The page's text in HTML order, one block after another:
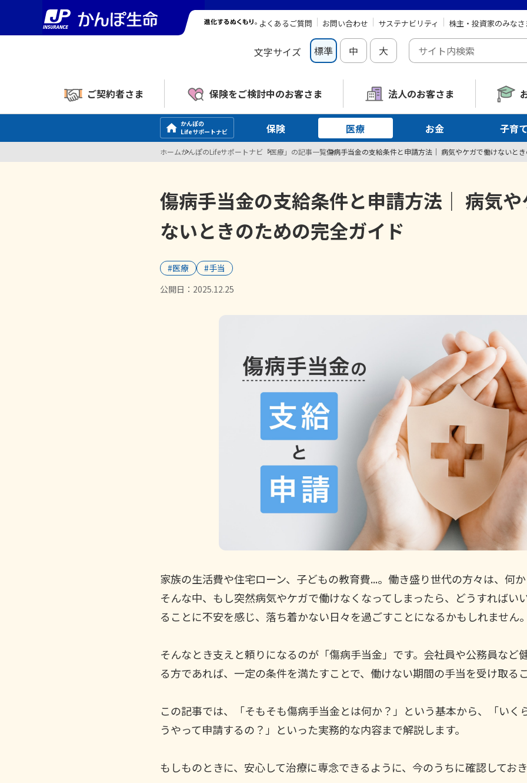
よくあるご質問 お問い合わせ サステナビリティ 株主・投資家のみな
文字サイズ 標準 中 大
ご契約者さま 保険をご検討中のお客さま 法人のお客さま
かんぽの
Lifeサポートナビ
保険 医療 お金 子育
ホームかんぽのLifeサポートナビ 「医療」の記事一覧傷病手当金の支給条件と申請方法｜ 病気やケガで働けないと
傷病手当金の支給条件と申請方法｜ 病気
ないときのための完全ガイド
#医療
#手当
公開日： 2025.12.25
家族の生活費や住宅ローン、子どもの教育費...。働き盛り世代の方々は、何
そんな中、もし突然病気やケガで働けなくなってしまったら、どうすればい
ることに不安を感じ、落ち着かない日々を過ごすことになるかもしれません
そんなとき支えと頼りになるのが「傷病手当金」です。会社員や公務員など
る方であれば、一定の条件を満たすことで、働けない期間の手当を受け取る
この記事では、「そもそも傷病手当金とは何か？」という基本から、「いく
うやって申請するの？」といった実務的な内容まで解説します。
もしものときに、安心して治療に専念できるように、今のうちに確認してお